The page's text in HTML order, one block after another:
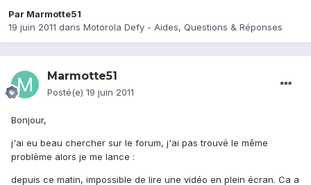
Par Marmotte51
19 juin 2011 dans Motorola Defy - Aides, Questions & Réponses
Marmotte51
Posté(e) 19 juin 2011
Bonjour,
j'ai eu beau chercher sur le forum, j'ai pas trouvé le même
problème alors je me lance :
depuis ce matin, impossible de lire une vidéo en plein écran. Ca a